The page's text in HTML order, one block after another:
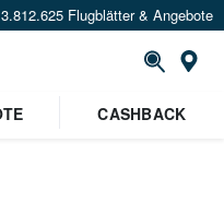
3.812.625 Flugblätter & Angebote
CASHBACK